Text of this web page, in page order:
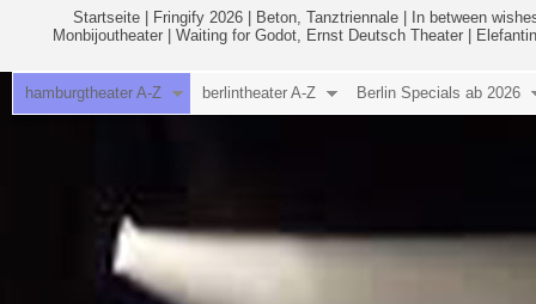
Startseite Fringify 2026 Beton, Tanztriennale
In between
Monbijoutheater
Waiting for Godot, Ernst Deutsch Theater
hamburgtheater A-Z berlintheater A-Z Berlin Specials ab 2026